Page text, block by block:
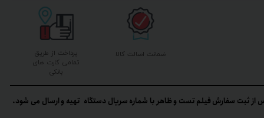
پرداخت از طریق
تمامی کارت های
بانکی
ضمانت اصالت کالا
از ثبت سفارش فیلم تست و ظاهر با شماره سریال دستگاه تهیه و ارسال می شود.